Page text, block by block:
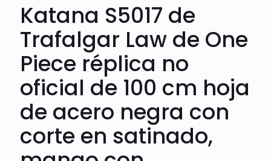
Katana S5017 de
Trafalgar Law de One
Piece réplica no
oficial de 100 cm hoja
de acero negra con
corte en satinado,